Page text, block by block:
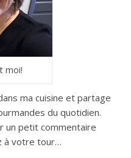
moi!
ma cuisine et partage
du quotidien.
un petit commentaire
à votre tour…